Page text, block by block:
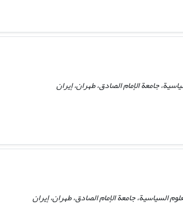
جامعة الإمام الصادق، طهران، إيران
السياسية، جامعة الإمام الصادق، طهران، إيران